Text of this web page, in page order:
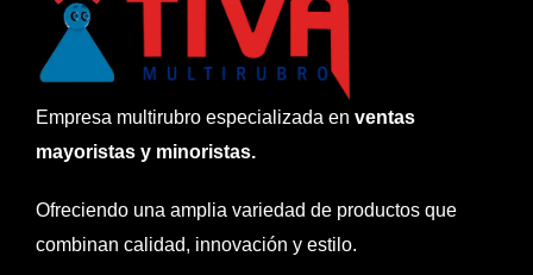
Empresa multirubro especializada en ventas
mayoristas y minoristas.
Ofreciendo una amplia variedad de productos que
combinan calidad, innovación y estilo.